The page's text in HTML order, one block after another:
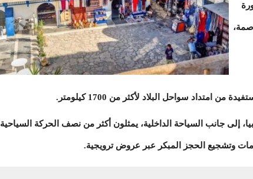
سواحل البلاد لأكثر من 1700 كيلومتر.
إلى جانب السياحة الداخلية، يمثلون أكثر من نصف الحركة السياحية
وتشجيع الحجز المبكر عبر عروض ترويجية.